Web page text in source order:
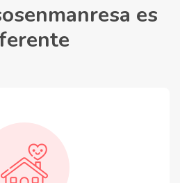
es